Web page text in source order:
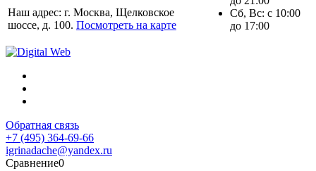
Наш адрес: г. Москва, Щелковское
шоссе, д. 100. Посмотреть на карте
Сб, Вс: с 10:00
до 17:00
Обратная связь
+7 (495) 364-69-66
igrinadache@yandex.ru
Сравнение0